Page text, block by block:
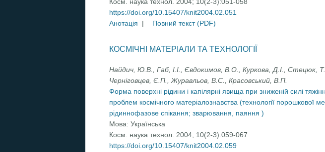
Косм. наука технол. 2004; 10(2-3):051-058
https://doi.org/10.15407/knit2004.02.051
Анотація
| Повний текст (PDF)
КОСМІЧНІ МАТЕРІАЛИ ТА ТЕХНОЛОГІЇ
Найдич, Ю.В., Габ, І.І., Євдокимов, В.О., Куркова, Д.І., Стецюк,
Черніговцев, Є.П., Журавльов, В.С., Красовський, В.П.
Форма поверхні рідини і капілярні явища при зниженій силі
проблем космічного матеріалознавства (технології порошкової
рідиннофазове спікання; зварювання, паяння )
Мова: Українська
Косм. наука технол. 2004; 10(2-3):059-067
https://doi.org/10.15407/knit2004.02.059